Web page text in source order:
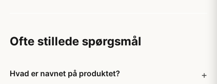
Ofte stillede spørgsmål
Hvad er navnet på produktet?